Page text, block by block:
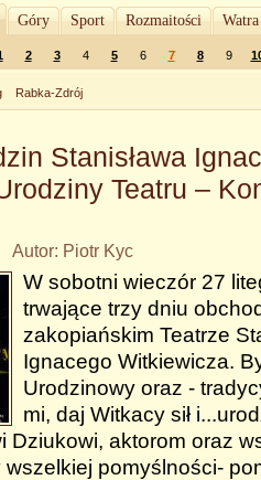
Góry Sport Rozmaitości
2 3 4 5 6 7 8 9
Rabka-Zdrój
Stanisława
Teatru –
Autor: Piotr Kyc
W sobotni wieczór 27
trwające trzy dniu
zakopiańskim Teatrze
Ignacego Witkiewicza.
Urodzinowy oraz -
mi, daj Witkacy sił
Dziukowi, aktorom oraz
pomyślności-